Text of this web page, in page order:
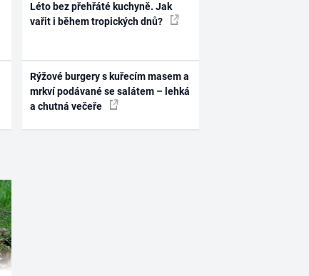
Léto bez přehřáté kuchyně. Jak
vařit i během tropických dnů?
Rýžové burgery s kuřecím masem a
mrkví podávané se salátem – lehká
a chutná večeře